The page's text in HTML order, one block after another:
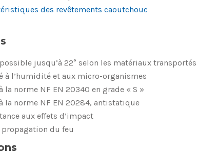
des revêtements caoutchouc
jusqu’à 22° selon les matériaux transportés
à l’humidité et aux micro-organismes
la norme NF EN 20340 en grade « S »
la norme NF EN 20284, antistatique
aux effets d’impact
propagation du feu